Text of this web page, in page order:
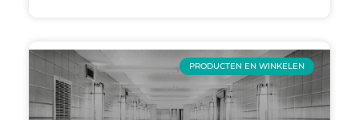
PRODUCTEN EN WINKELEN